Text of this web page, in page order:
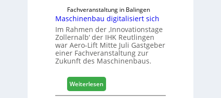
Fachveranstaltung in Balingen
Maschinenbau digitalisiert sich
Im Rahmen der ‚Innovationstage
Zollernalb‘ der IHK Reutlingen
war Aero-Lift Mitte Juli Gastgeber
einer Fachveranstaltung zur
Zukunft des Maschinenbaus.
Weiterlesen:
M